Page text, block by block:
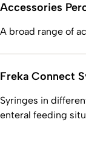
A broad range of
Accessories
Syringes in
enteral feeding
Freka Connect